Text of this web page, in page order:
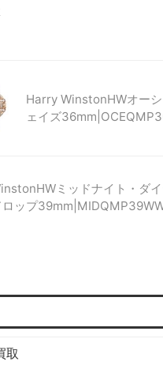
Harry WinstonHWオー
ェイズ
ミッドナイト・ダ
ロップ
取